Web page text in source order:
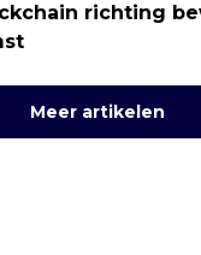
richting
Meer artikelen